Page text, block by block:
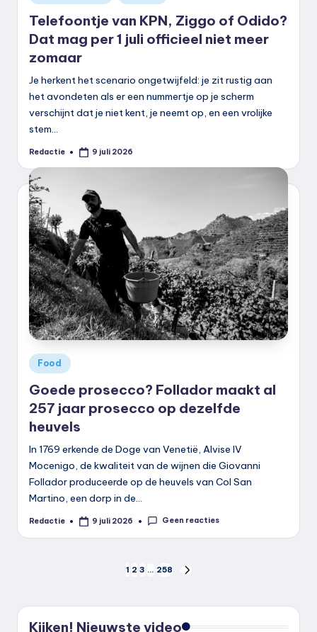
in
Telefoontje van KPN, Ziggo of Odido?
Dat mag per 1 juli officieel niet meer
zomaar
Je herkent het scenario ongetwijfeld: je zit rustig aan
het avondeten als er een nummertje op je scherm
verschijnt dat je niet kent, je neemt op, en een vrolijke
stem…
Geplaatst
Redactie 9 juli 2026
Geplaatst
in
Food
Goede prosecco? Follador maakt al
257 jaar prosecco op dezelfde
heuvels
In 1769 erkende de Doge van Venetië, Alvise IV
Mocenigo, de kwaliteit van de wijnen die Giovanni
Follador produceerde op de heuvels van Col San
Martino, een dorp in de…
Geplaatst
Redactie 9 juli 2026 Geen reacties
paginering
1 2 3 … 258
Kijken! Nieuwste video